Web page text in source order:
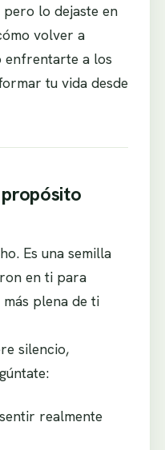
lo dejaste en
volver a
enfrentarte a los
tu vida desde
Es una semilla
en ti para
plena de ti
silencio,
realmente